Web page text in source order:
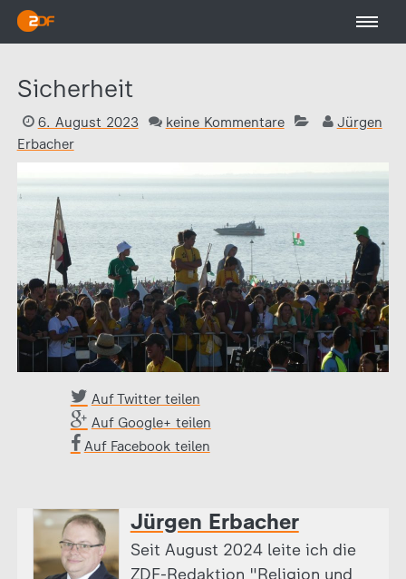
Sicherheit
6. August 2023 keine Kommentare
Jürgen
Erbacher
Auf Twitter teilen
Auf Google+ teilen
Auf Facebook teilen
Jürgen Erbacher
Seit August 2024 leite ich die
ZDF-Redaktion "Religion und